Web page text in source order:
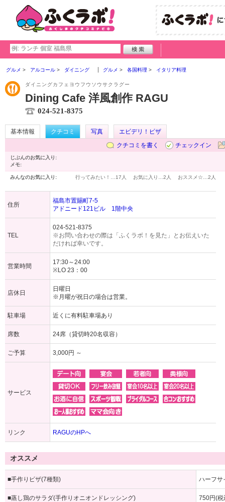
グルメ アルコール ダイニング グルメ 各国料理 イタリア料理
ダイニングカフェヨウフウソウサクラグー
Dining Cafe 洋風創作 RAGU
024-521-8375
基本情報 クチコミ 写真
エビデリ！ピザ
クチコミを書く
チェックイン
じぶんのお気に入り:
メモ:
みんなのお気に入り: 行ってみたい！… 17人 お気に入り… 2人 おススメ☆… 2人
住所
福島市置賜町7-5
アドニード121ビル 1階中央
TEL
024-521-8375
※お問い合わせの際は「ふくラボ！を見た」とお伝えいた
だければ幸いです。
営業時間
17:30～24:00
※LO 23：00
店休日
日曜日
※月曜が祝日の場合は営業。
駐車場 近くに有料駐車場あり
席数 24席（貸切時20名収容）
ご予算 3,000円 ～
サービス
リンク RAGUのHPへ
オススメ
■手作りピザ(7種類) ハーフサ
■蒸し鶏のサラダ(手作りオニオンドレッシング) 750円(税